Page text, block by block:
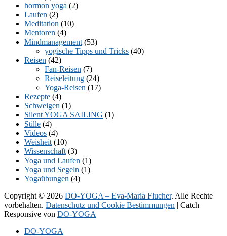
hormon yoga (2)
Laufen (2)
Meditation (10)
Mentoren (4)
Mindmanagement (53)
yogische Tipps und Tricks (40)
Reisen (42)
Fan-Reisen (7)
Reiseleitung (24)
Yoga-Reisen (17)
Rezepte (4)
Schweigen (1)
Silent YOGA SAILING (1)
Stille (4)
Videos (4)
Weisheit (10)
Wissenschaft (3)
Yoga und Laufen (1)
Yoga und Segeln (1)
Yogaübungen (4)
Copyright © 2026 DO-YOGA – Eva-Maria Flucher. Alle Rechte
vorbehalten. Datenschutz und Cookie Bestimmungen | Catch
Responsive von DO-YOGA
oben
DO-YOGA